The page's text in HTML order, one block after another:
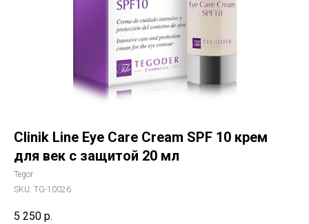
Clinik Line Eye Care Cream SPF 10 крем
для век с защитой 20 мл
Tegor
SKU: TG-10026
5 250 р.